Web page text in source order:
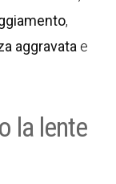
,
aggravata e
la lente